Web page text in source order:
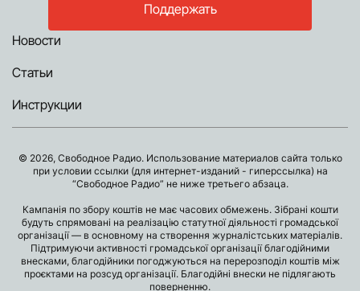
Поддержать
Новости
Статьи
Инструкции
© 2026, Свободное Радио. Использование материалов сайта только
при условии ссылки (для интернет-изданий - гиперссылка) на
“Свободное Радио” не ниже третьего абзаца.
Кампанія по збору коштів не має часових обмежень. Зібрані кошти
будуть спрямовані на реалізацію статутної діяльності громадської
організації — в основному на створення журналістських матеріалів.
Підтримуючи активності громадської організації благодійними
внесками, благодійники погоджуються на перерозподіл коштів між
проєктами на розсуд організації. Благодійні внески не підлягають
поверненню.